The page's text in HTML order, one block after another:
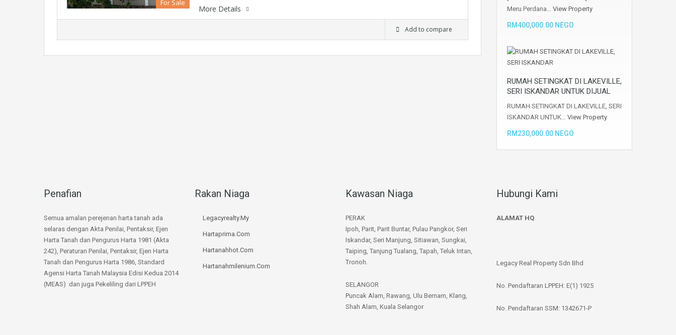
For Sale
More Details
Add to compare
Meru Perdana… View Property
RM400,000.00 NEGO
RUMAH SETINGKAT DI LAKEVILLE,
SERI ISKANDAR UNTUK DIJUAL
RUMAH SETINGKAT DI LAKEVILLE, SERI
ISKANDAR UNTUK… View Property
RM230,000.00 NEGO
Penafian
Semua amalan perejenan harta tanah ada
selaras dengan Akta Penilai, Pentaksir, Ejen
Harta Tanah dan Pengurus Harta 1981 (Akta
242), Peraturan Penilai, Pentaksir, Ejen Harta
Tanah dan Pengurus Harta 1986, Standard
Agensi Harta Tanah Malaysia Edisi Kedua 2014
(MEAS) dan juga Pekeliling dari LPPEH
Rakan Niaga
Legacyrealty.My
Hartaprima.Com
Hartanahhot.Com
Hartanahmilenium.Com
Kawasan Niaga
PERAK
Ipoh, Parit, Parit Buntar, Pulau Pangkor, Seri
Iskandar, Seri Manjung, Sitiawan, Sungkai,
Taiping, Tanjung Tualang, Tapah, Teluk Intan,
Tronoh.
SELANGOR
Puncak Alam, Rawang, Ulu Bernam, Klang,
Shah Alam, Kuala Selangor
Hubungi Kami
ALAMAT HQ
Legacy Real Property Sdn Bhd
No. Pendaftaran LPPEH: E(1) 1925
No. Pendaftaran SSM: 1342671-P